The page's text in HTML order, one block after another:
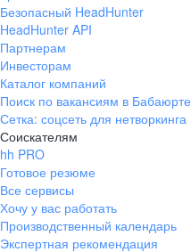
Безопасный HeadHunter
HeadHunter API
Партнерам
Инвесторам
Каталог компаний
Поиск по вакансиям в Бабаюрте
Сетка: соцсеть для нетворкинга
Соискателям
hh PRO
Готовое резюме
Все сервисы
Хочу у вас работать
Производственный календарь
Экспертная рекомендация